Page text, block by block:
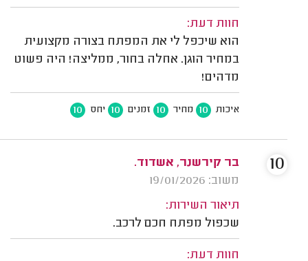
חוות דעת:
הוא שיכפל לי את המפתח בצורה מקצועית
במחיר הוגן. אחלה בחור, ממליצה! היה פשוט
מדהים!
איכות 10 מחיר 10 זמנים 10 יחס 10
בר קירשנר, אשדוד.
משוב: 19/01/2026
תיאור השירות:
שכפול מפתח חכם לרכב.
חוות דעת:
10